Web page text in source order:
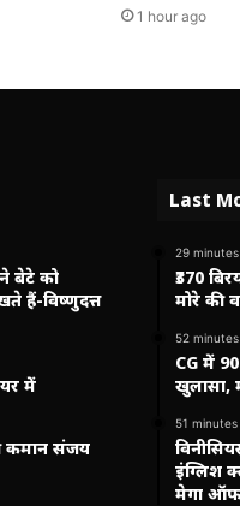
1 hour ago
बेटे को
हैं-विष्णुदत्त
में
कमान संजय
Last
29
₹370
मोरे की
52
CG में
खुलासा,
51
इंग्लिश
मेगा